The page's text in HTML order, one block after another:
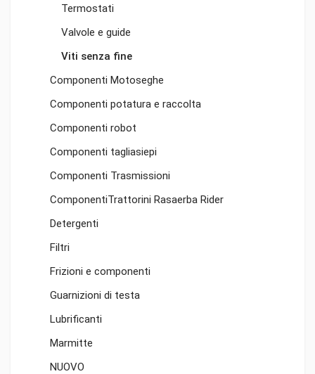
Termostati
Valvole e guide
Viti senza fine
Componenti Motoseghe
Componenti potatura e raccolta
Componenti robot
Componenti tagliasiepi
Componenti Trasmissioni
ComponentiTrattorini Rasaerba Rider
Detergenti
Filtri
Frizioni e componenti
Guarnizioni di testa
Lubrificanti
Marmitte
NUOVO